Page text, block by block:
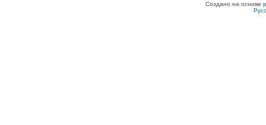
Создано на основе